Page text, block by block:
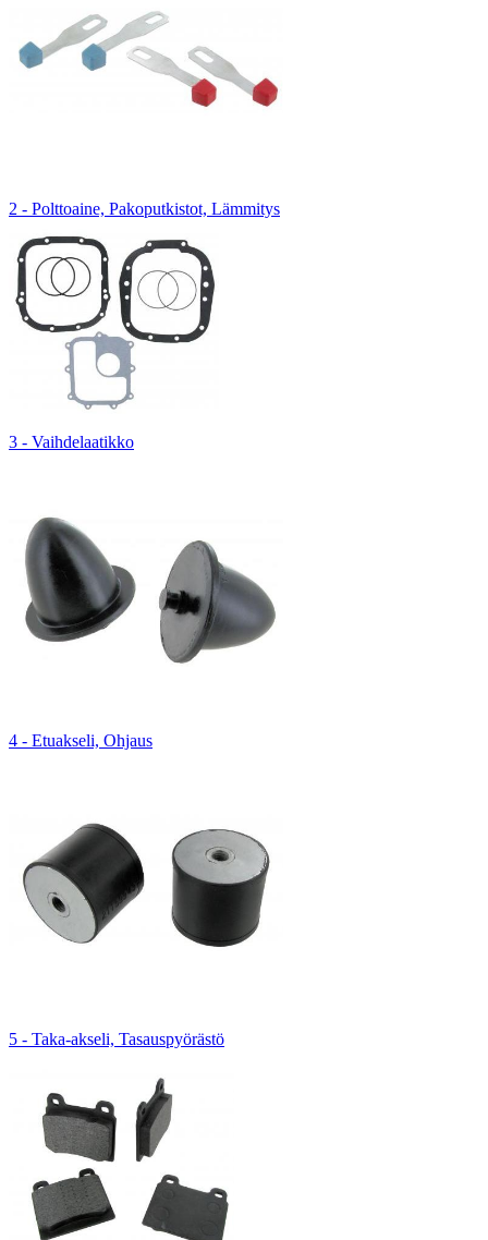
2 - Polttoaine, Pakoputkistot, Lämmitys
3 - Vaihdelaatikko
4 - Etuakseli, Ohjaus
5 - Taka-akseli, Tasauspyörästö